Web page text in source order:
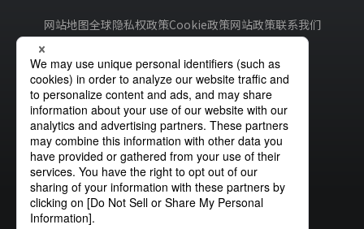
网站地图全球隐私权政策Cookie政策网站政策联系我们
沪ICP备19033726号-2
沪公网安备31010402335180号